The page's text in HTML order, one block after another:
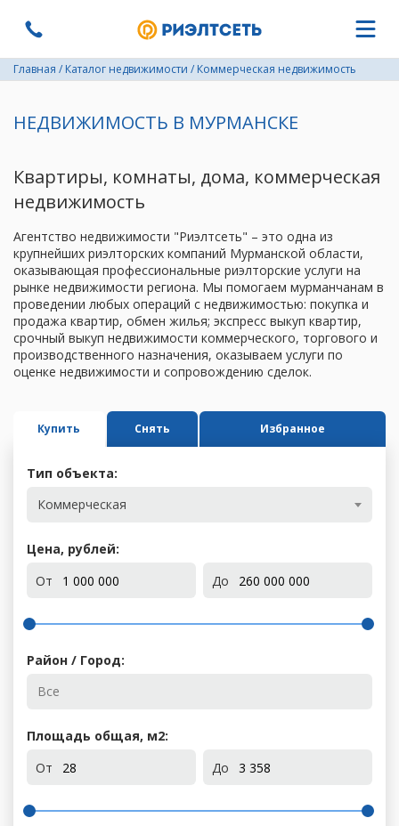
Главная / Каталог недвижимости / Коммерческая недвижимость
НЕДВИЖИМОСТЬ В МУРМАНСКЕ
Квартиры, комнаты, дома, коммерческая
недвижимость
Агентство недвижимости "Риэлтсеть" – это одна из
крупнейших риэлторских компаний Мурманской области,
оказывающая профессиональные риэлторские услуги на
рынке недвижимости региона. Мы помогаем мурманчанам в
проведении любых операций с недвижимостью: покупка и
продажа квартир, обмен жилья; экспресс выкуп квартир,
срочный выкуп недвижимости коммерческого, торгового и
производственного назначения, оказываем услуги по
оценке недвижимости и сопровождению сделок.
Купить Снять Избранное
Тип объекта:
Коммерческая
Цена, рублей:
От
До
Район / Город:
Площадь общая, м2:
От
До